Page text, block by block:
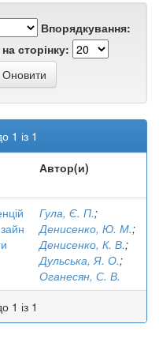
Впорядкування:
сторінку:
1 із 1
Автор(и)
Гула, Є. П.;
Денисенко, Ю. М.;
Денисенко, К. В.;
Дульська, Я. О.;
Оганесян, С. В.
1 із 1